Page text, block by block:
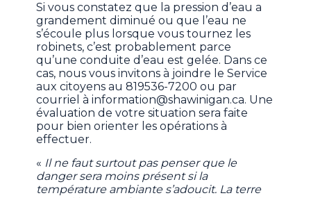
Si vous constatez que la pression d’eau a
grandement diminué ou que l’eau ne
s’écoule plus lorsque vous tournez les
robinets, c’est probablement parce
qu’une conduite d’eau est gelée. Dans ce
cas, nous vous invitons à joindre le Service
aux citoyens au 819536-7200 ou par
courriel àinformation@shawinigan.ca. Une
évaluation de votre situation sera faite
pour bien orienter les opérations à
effectuer.
« Il ne faut surtout pas penser que le
danger sera moins présent si la
température ambiante s’adoucit. La terre